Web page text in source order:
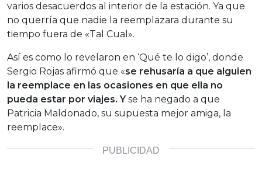
varios desacuerdos al interior de la estación. Ya que
no querría que nadie la reemplazara durante su
tiempo fuera de «Tal Cual».
Así es como lo revelaron en ‘Qué te lo digo’, donde
Sergio Rojas afirmó que «se rehusaría a que alguien
la reemplace en las ocasiones en que ella no
pueda estar por viajes. Yse ha negado a que
Patricia Maldonado, su supuesta mejor amiga, la
reemplace».